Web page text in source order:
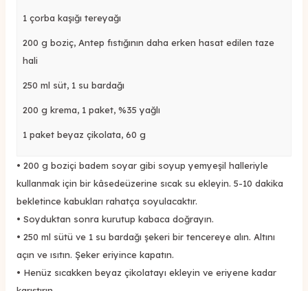
1 çorba kaşığı tereyağı
200 g boziç, Antep fıstığının daha erken hasat edilen taze
hali
250 ml süt, 1 su bardağı
200 g krema, 1 paket, %35 yağlı
1 paket beyaz çikolata, 60 g
• 200 g boziçi badem soyar gibi soyup yemyeşil halleriyle
kullanmak için bir kâsedeüzerine sıcak su ekleyin. 5-10 dakika
bekletince kabukları rahatça soyulacaktır.
• Soyduktan sonra kurutup kabaca doğrayın.
• 250 ml sütü ve 1 su bardağı şekeri bir tencereye alın. Altını
açın ve ısıtın. Şeker eriyince kapatın.
• Henüz sıcakken beyaz çikolatayı ekleyin ve eriyene kadar